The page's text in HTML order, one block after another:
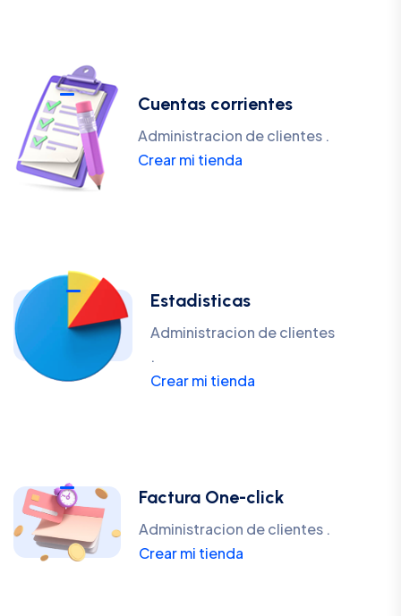
Cuentas corrientes
Administracion de clientes .
Crear mi tienda
Estadisticas
Administracion de clientes
.
Crear mi tienda
Factura One-click
Administracion de clientes .
Crear mi tienda